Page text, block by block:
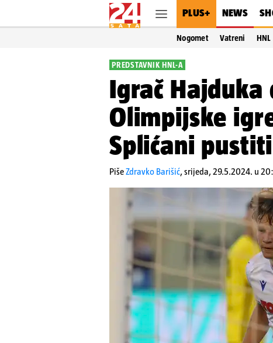
PLUS+ NEWS
Nogomet Vatreni HNL
PREDSTAVNIK HNL-A
Igrač Hajduka
Olimpijske
Splićani
PišeZdravko Barišić,srijeda, 29.5.2024. u